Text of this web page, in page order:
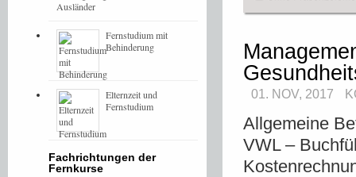
01. NOV, 2017
Allgemeine
VWL –
Ausländer
Fernstudium mit
Behinderung
Elternzeit und
Fernstudium
Fachrichtungen der
Fernkurse